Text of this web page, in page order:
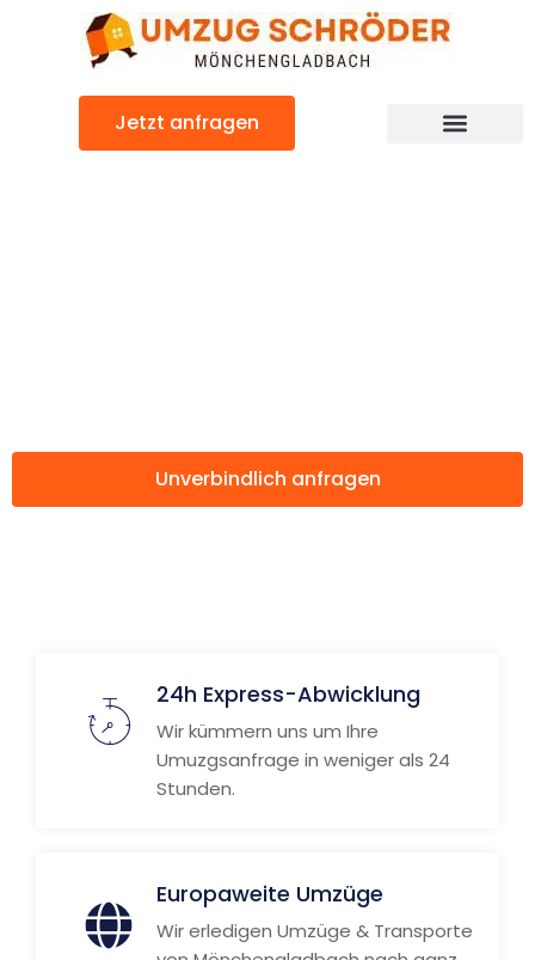
Jetzt anfragen
Unverbindlich anfragen
24h Express-Abwicklung
Wir kümmern uns um Ihre
Umuzgsanfrage in weniger als 24
Stunden.
Europaweite Umzüge
Wir erledigen Umzüge & Transporte